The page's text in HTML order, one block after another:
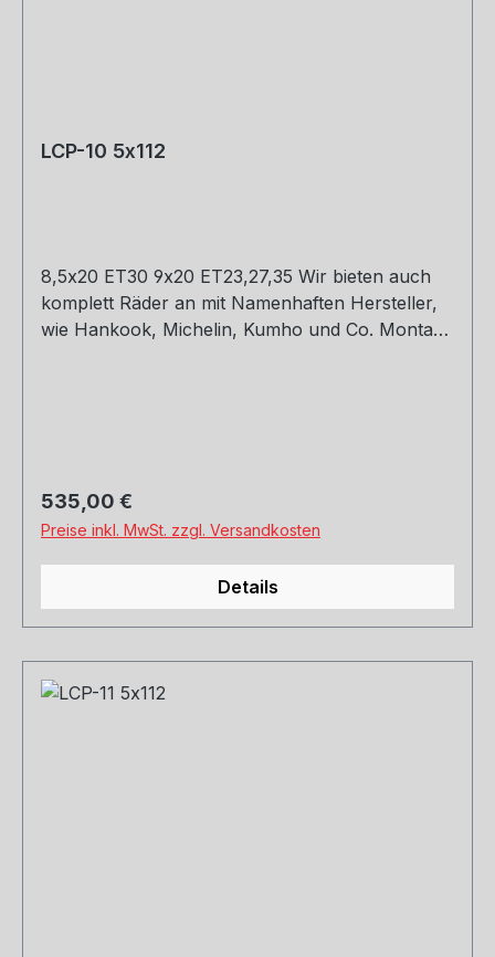
LCP-10 5x112
8,5x20 ET30 9x20 ET23,27,35 Wir bieten auch
komplett Räder an mit Namenhaften Hersteller,
wie Hankook, Michelin, Kumho und Co. Montage
Regulärer Preis:
535,00 €
Preise inkl. MwSt. zzgl. Versandkosten
Details